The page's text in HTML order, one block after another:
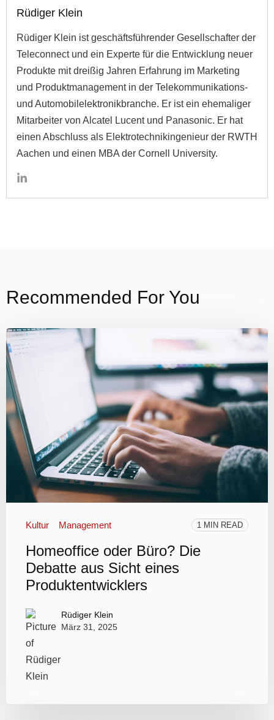
Rüdiger Klein
Rüdiger Klein ist geschäftsführender Gesellschafter der
Teleconnect und ein Experte für die Entwicklung neuer
Produkte mit dreißig Jahren Erfahrung im Marketing
und Produktmanagement in der Telekommunikations-
und Automobilelektronikbranche. Er ist ein ehemaliger
Mitarbeiter von Alcatel Lucent und Panasonic. Er hat
einen Abschluss als Elektrotechnikingenieur der RWTH
Aachen und einen MBA der Cornell University.
Recommended For You
Kultur Management 1 MIN READ
Homeoffice oder Büro? Die
Debatte aus Sicht eines
Produktentwicklers
Rüdiger Klein
März 31, 2025